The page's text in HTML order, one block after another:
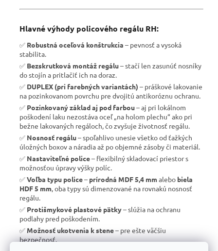
Hlavné výhody policového regálu RH:
✅ Robustná oceľová konštrukcia – pevnosť a vysoká
stabilita.
✅ Bezskrutková montáž regálu– stačí len zasunúť nosníky
do stojín a pritlačiť ich na doraz.
✅ DUPLEX (pri farebných variantách) – práškové lakovanie
na pozinkovanom povrchu pre dvojitú antikoróznu ochranu.
✅ Pozinkovaný základ aj pod farbou– aj pri lokálnom
poškodení laku nezostáva oceľ „na holom plechu“ ako pri
bežne lakovaných regáloch, čo zvyšuje životnosť regálu.
✅ Nosnosť regálu– spoľahlivo unesie všetko od ťažkých
úložných boxov a náradia až po objemné zásoby či materiál.
✅ Nastaviteľné police– flexibilný skladovací priestor s
možnosťou úpravy výšky políc.
✅Voľba typu police– prírodná MDF 5,4 mmalebo biela
HDF 5 mm , oba typy sú dimenzované na rovnakú nosnosť
regálu.
✅ Protišmykové plastové pätky– slúžia na ochranu
podlahy pred poškodením.
✅ Možnosť ukotvenia k stene– pre ešte väčšiu
bezpečnosť.